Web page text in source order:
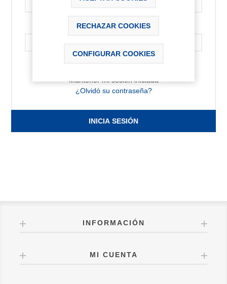
Contraseña:
Mantener mi sesión iniciada
¿Olvidó su contraseña?
INICIA SESIÓN
INFORMACIÓN
MI CUENTA
RECHAZAR COOKIES
CONFIGURAR COOKIES